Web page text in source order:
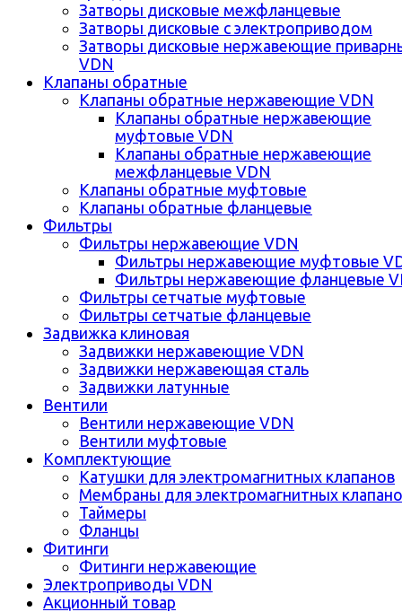
Затворы дисковые межфланцевые
Затворы дисковые с электроприводом
Затворы дисковые нержавеющие
VDN
Клапаны обратные
Клапаны обратные нержавеющие VDN
Клапаны обратные нержавеющие
муфтовые VDN
Клапаны обратные нержавеющие
межфланцевые VDN
Клапаны обратные муфтовые
Клапаны обратные фланцевые
Фильтры
Фильтры нержавеющие VDN
Фильтры нержавеющие муфтовые
Фильтры нержавеющие фланцевые
Фильтры сетчатые муфтовые
Фильтры сетчатые фланцевые
Задвижка клиновая
Задвижки нержавеющие VDN
Задвижки нержавеющая сталь
Задвижки латунные
Вентили
Вентили нержавеющие VDN
Вентили муфтовые
Комплектующие
Катушки для электромагнитных клапанов
Мембраны для электромагнитных
Таймеры
Фланцы
Фитинги
Фитинги нержавеющие
Электроприводы VDN
Акционный товар